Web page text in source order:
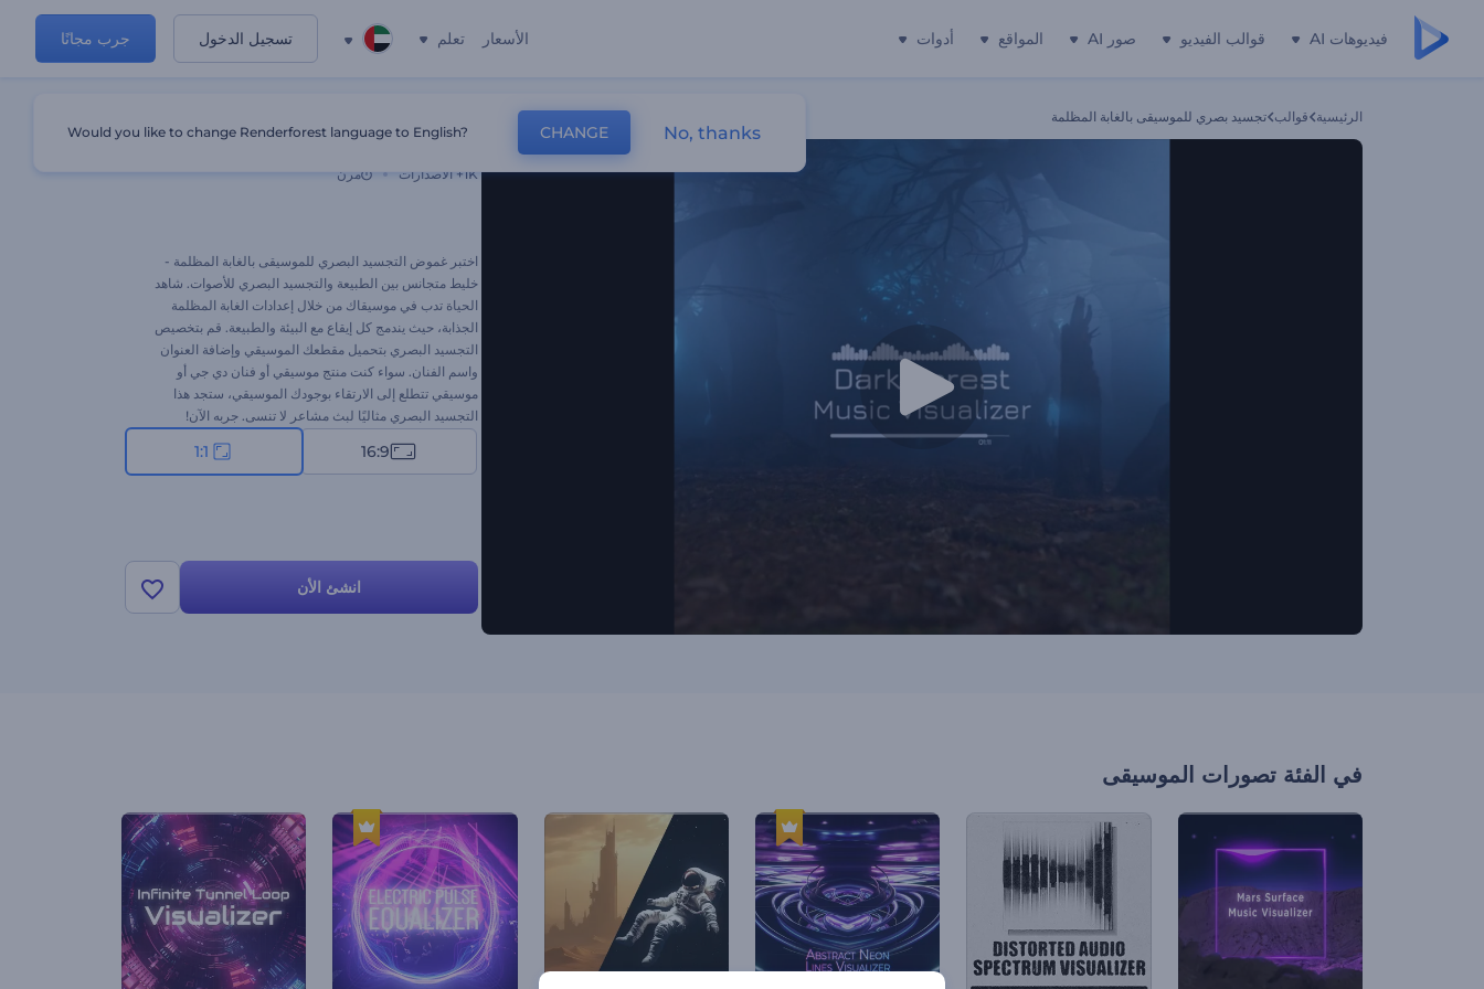
فيديوهات AI قوالب الفيديو صور AI المواقع أدوات الأسعار تعلم تسجيل الدخول جرب مجانًا
الرئيسية قوالب تجسيد بصري للموسيقى بالغابة المظلمة
1K+ الاصدارات مرن
اختبر غموض التجسيد البصري للموسيقى بالغابة المظلمة -
خليط متجانس بين الطبيعة والتجسيد البصري للأصوات. شاهد
الحياة تدب في موسيقاك من خلال إعدادات الغابة المظلمة
الجذابة، حيث يندمج كل إيقاع مع البيئة والطبيعة. قم بتخصيص
التجسيد البصري بتحميل مقطعك الموسيقي وإضافة العنوان
واسم الفنان. سواء كنت منتج موسيقي أو فنان دي جي أو
موسيقي تتطلع إلى الارتقاء بوجودك الموسيقي، ستجد هذا
التجسيد البصري مثاليًا لبث مشاعر لا تنسى. جربه الآن!
16:9
1:1
انشئ الأن
في الفئة تصورات الموسيقى
Would you like to change Renderforest language to English? CHANGE No, thanks